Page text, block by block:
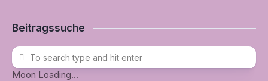
Beitragssuche
Moon Loading...